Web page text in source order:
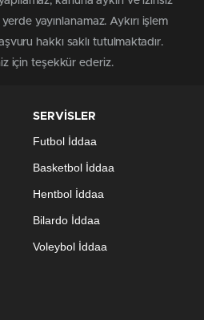
yayınlanamaz. Aykırı işlem
hakkı saklı tutulmaktadır.
için teşekkür ederiz.
SERVİSLER
Futbol İddaa
Basketbol İddaa
Hentbol İddaa
Bilardo İddaa
Voleybol İddaa